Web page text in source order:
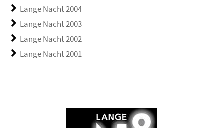
Lange Nacht 2004
Lange Nacht 2003
Lange Nacht 2002
Lange Nacht 2001